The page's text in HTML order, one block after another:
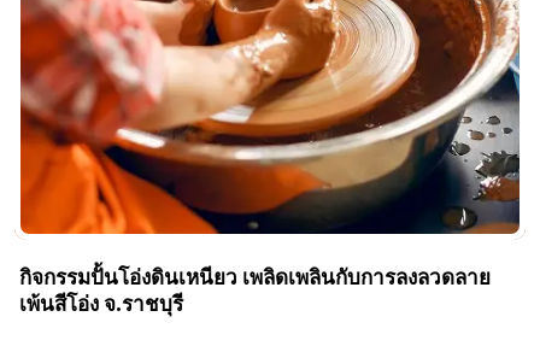
กิจกรรมปั้นโอ่งดินเหนียว เพลิดเพลินกับการลงลวดลาย
เพ้นสีโอ่ง จ.ราชบุรี